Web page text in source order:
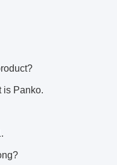
is Panko.